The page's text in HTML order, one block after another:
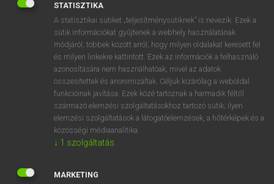
SZÓTÁR LEÍRÁSA
szótári adatot tartalmaz. A szótári adatbázis évente
STATISZTIKA
A statisztikai sütiket „teljesítménysütiknek” is nevezik. Ezek a
sütik információkat gyűjtenek a webhely használatának
módjáról, többek között arról, hogy milyen oldalakat keresett fel
és milyen linkekre kattintott. Ezek az információk a felhasználó
azonosítására nem használhatóak, mivel az adatok
összesítettek és anonimizáltak. Céljuk kizárólag a weboldal
funkcióinak javítása. Ezek közé tartoznak a harmadik féltől
származó elemzési szolgáltatásokhoz tartozó sütik; ilyen
elemzési szolgáltatások a látogatóelemzések, a hőtérképek és a
közösségi médiaanalitika.
↓ 1 szolgáltatás
MARKETING